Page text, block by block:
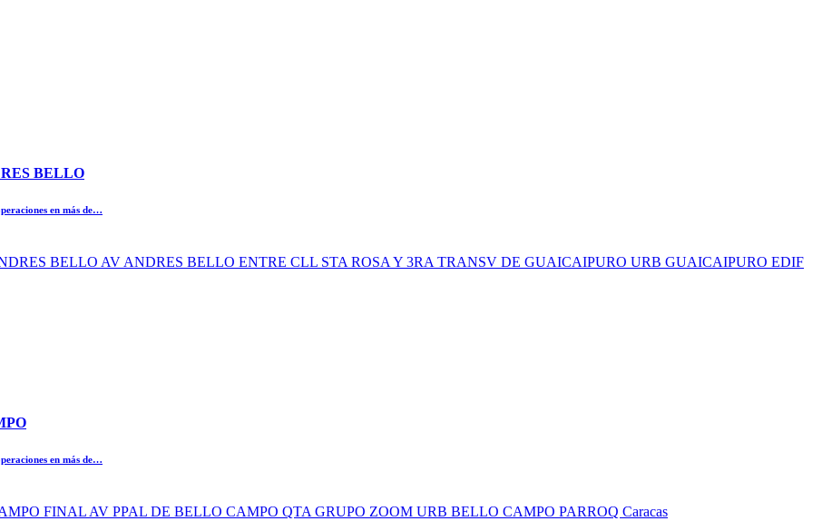
BELLO
en más de…
BELLO AV ANDRES BELLO ENTRE CLL STA ROSA Y 3RA TRANSV DE GUAICAIPURO URB GUAICAIPURO EDIF
en más de…
FINAL AV PPAL DE BELLO CAMPO QTA GRUPO ZOOM URB BELLO CAMPO PARROQ Caracas